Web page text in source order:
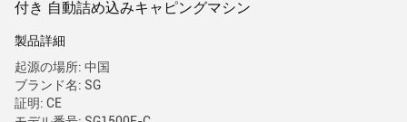
付き 自動詰め込みキャピングマシン
製品詳細
起源の場所: 中国
ブランド名: SG
証明: CE